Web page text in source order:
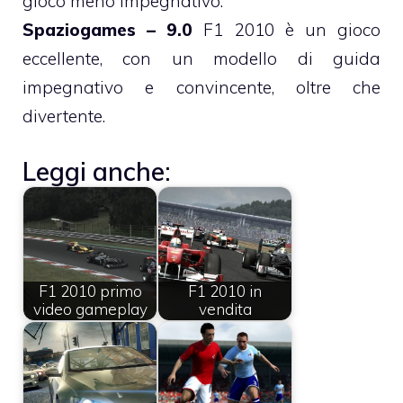
Spaziogames – 9.0 F1 2010 è un gioco
eccellente, con un modello di guida
impegnativo e convincente, oltre che
divertente.
Leggi anche:
F1 2010 primo
video gameplay
F1 2010 in
vendita